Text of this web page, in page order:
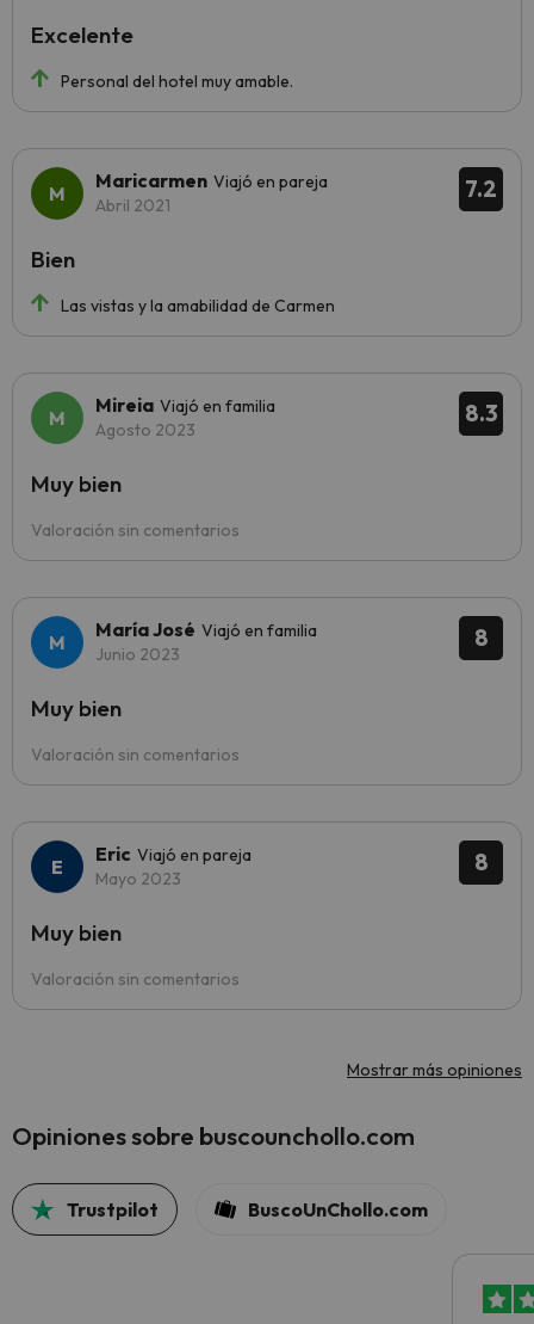
Personal del hotel muy amable.
Excelente
7.2
Maricarmen Viajó en pareja
Abril 2021
Las vistas y la amabilidad de Carmen
Bien
8.3
Mireia Viajó en familia
Agosto 2023
Valoración sin comentarios
Muy bien
8
María José Viajó en familia
Junio 2023
Valoración sin comentarios
Muy bien
8
Eric Viajó en pareja
Mayo 2023
Valoración sin comentarios
Muy bien
Mostrar más opiniones
Opiniones sobre buscounchollo.com
Trustpilot BuscoUnChollo.com